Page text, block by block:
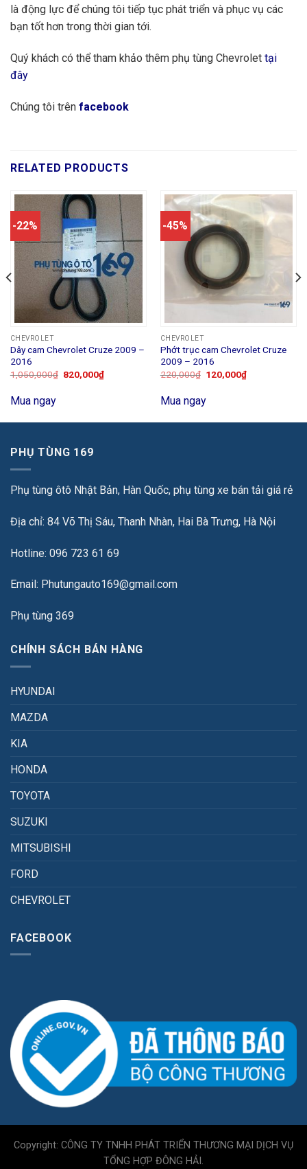
là động lực để chúng tôi tiếp tục phát triển và phục vụ các
bạn tốt hơn trong thời gian tới.
Quý khách có thể tham khảo thêm phụ tùng Chevrolet tại
đây
Chúng tôi trên facebook
RELATED PRODUCTS
-22%
CHEVROLET
Dây cam Chevrolet Cruze 2009 –
2016
1,050,000₫ 820,000₫
Mua ngay
-45%
CHEVROLET
Phớt trục cam Chevrolet Cruze
2009 – 2016
220,000₫ 120,000₫
Mua ngay
PHỤ TÙNG 169
Phụ tùng ôtô Nhật Bản, Hàn Quốc, phụ tùng xe bán tải giá rẻ
Địa chỉ: 84 Võ Thị Sáu, Thanh Nhàn, Hai Bà Trưng, Hà Nội
Hotline: 096 723 61 69
Email: Phutungauto169@gmail.com
Phụ tùng 369
CHÍNH SÁCH BÁN HÀNG
HYUNDAI
MAZDA
KIA
HONDA
TOYOTA
SUZUKI
MITSUBISHI
FORD
CHEVROLET
FACEBOOK
Copyright: CÔNG TY TNHH PHÁT TRIỂN THƯƠNG MẠI DỊCH VỤ
TỔNG HỢP ĐÔNG HẢI.